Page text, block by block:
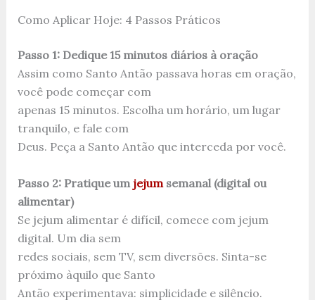
Como Aplicar Hoje: 4 Passos Práticos
Passo 1: Dedique 15 minutos diários à oração
Assim como Santo Antão passava horas em oração,
você pode começar com
apenas 15 minutos. Escolha um horário, um lugar
tranquilo, e fale com
Deus. Peça a Santo Antão que interceda por você.
Passo 2: Pratique um jejumsemanal (digital ou
alimentar)
Se jejum alimentar é difícil, comece com jejum
digital. Um dia sem
redes sociais, sem TV, sem diversões. Sinta-se
próximo àquilo que Santo
Antão experimentava: simplicidade e silêncio.